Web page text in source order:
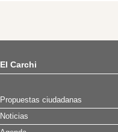
El Carchi
Propuestas ciudadanas
Noticias